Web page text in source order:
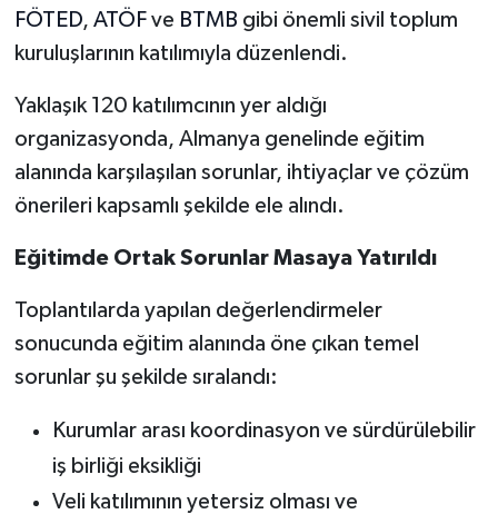
FÖTED, ATÖFve BTMB gibi önemli sivil toplum
kuruluşlarının katılımıyla düzenlendi.
Yaklaşık 120 katılımcının yer aldığı
organizasyonda, Almanya genelinde eğitim
alanında karşılaşılan sorunlar, ihtiyaçlar ve çözüm
önerileri kapsamlı şekilde ele alındı.
Eğitimde Ortak Sorunlar Masaya Yatırıldı
Toplantılarda yapılan değerlendirmeler
sonucunda eğitim alanında öne çıkan temel
sorunlar şu şekilde sıralandı:
Kurumlar arası koordinasyon ve sürdürülebilir
iş birliği eksikliği
Veli katılımının yetersiz olması ve
Spor
Yerel